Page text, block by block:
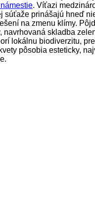
. Víťazi
súťaže prinášajú hneď
na zmenu klímy.
navrhovaná skladba
lokálnu biodiverzitu,
pôsobia esteticky,